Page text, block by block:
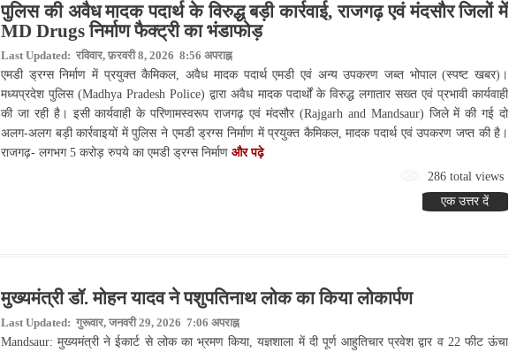
पुलिस की अवैध मादक पदार्थ के विरुद्ध बड़ी कार्रवाई, राजगढ़ एवं मंदसौर जिलों में
MD Drugs निर्माण फैक्ट्री का भंडाफोड़
Last Updated: रविवार, फ़रवरी 8, 2026 8:56 अपराह्न
एमडी ड्रग्स निर्माण में प्रयुक्त कैमिकल, अवैध मादक पदार्थ एमडी एवं अन्य उपकरण जब्त भोपाल (स्पष्ट खबर)।
मध्यप्रदेश पुलिस (Madhya Pradesh Police) द्वारा अवैध मादक पदार्थों के विरुद्ध लगातार सख्त एवं प्रभावी कार्यवाही
की जा रही है। इसी कार्यवाही के परिणामस्वरूप राजगढ़ एवं मंदसौर (Rajgarh and Mandsaur) जिले में की गई दो
अलग-अलग बड़ी कार्रवाइयों में पुलिस ने एमडी ड्रग्स निर्माण में प्रयुक्त कैमिकल, मादक पदार्थ एवं उपकरण जप्त की है।
राजगढ़- लगभग 5 करोड़ रुपये का एमडी ड्रग्स निर्माण और पढ़े
286 total views
एक उत्तर दें
मुख्यमंत्री डॉ. मोहन यादव ने पशुपतिनाथ लोक का किया लोकार्पण
Last Updated: गुरूवार, जनवरी 29, 2026 7:06 अपराह्न
Mandsaur: मुख्यमंत्री ने ईकार्ट से लोक का भ्रमण किया, यज्ञशाला में दी पूर्ण आहुतिचार प्रवेश द्वार व 22 फीट ऊंचा